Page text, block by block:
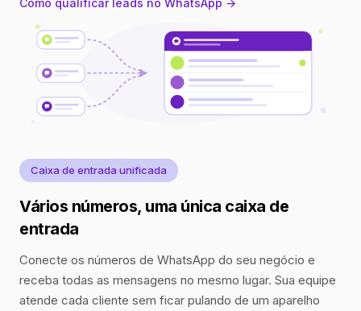
Como qualificar leads no WhatsApp →
Caixa de entrada unificada
Vários números, uma única caixa de
entrada
Conecte os números de WhatsApp do seu negócio e
receba todas as mensagens no mesmo lugar. Sua equipe
atende cada cliente sem ficar pulando de um aparelho